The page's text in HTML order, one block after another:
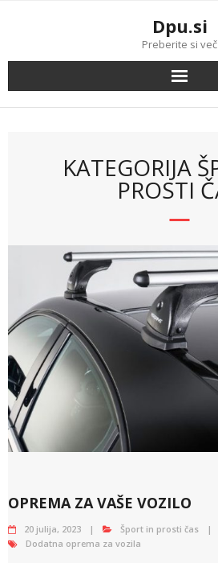
Dpu.si
Preberite si več
KATEGORIJA
PROSTI
OPREMA ZA VAŠE VOZILO
20 julija, 2023
Šport in prosti čas
Dodatna oprema za vozila